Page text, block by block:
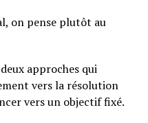
on pense plutôt au
approches qui
vers la résolution
vers un objectif fixé.